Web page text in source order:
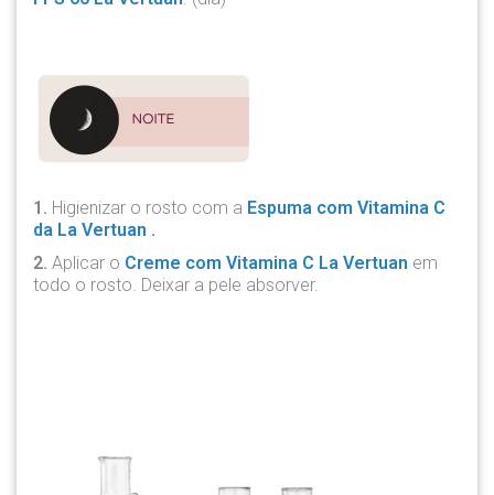
1. Higienizar o rosto com a Espuma com Vitamina C
da La Vertuan .
2. Aplicar o Creme com Vitamina C La Vertuan em
todo o rosto. Deixar a pele absorver.